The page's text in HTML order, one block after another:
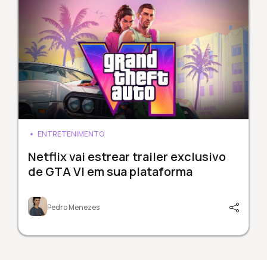
ENTRETENIMENTO
Netflix vai estrear trailer exclusivo
de GTA VI em sua plataforma
Pedro Menezes